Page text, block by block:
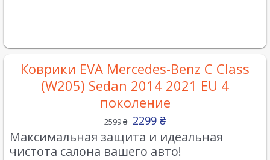
Коврики EVA Mercedes-Benz C Class
(W205) Sedan 2014 2021 EU 4
поколение
2599₴ 2299 ₴
Максимальная защита и идеальная
чистота салона вашего авто!